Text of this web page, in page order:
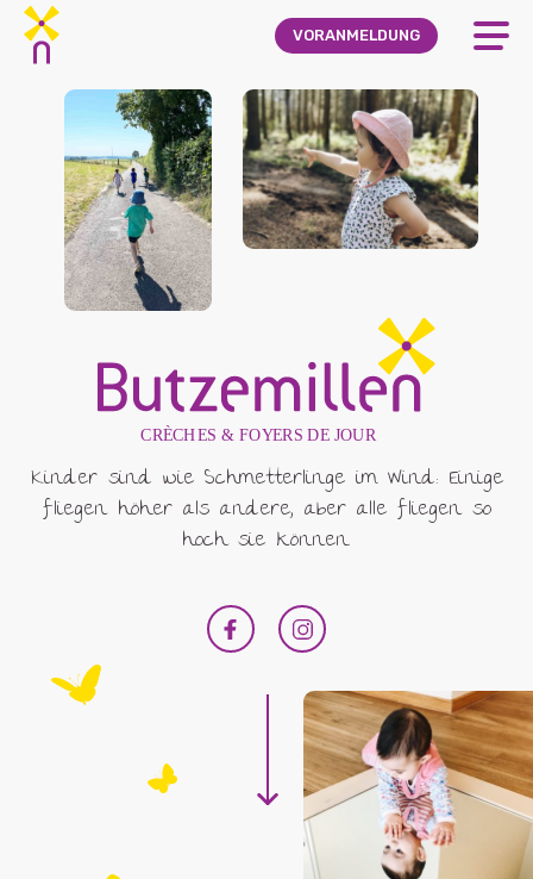
Skip to main content
VORANMELDUNG
Kinder sind wie Schmetterlinge im Wind: Einige
fliegen höher als andere, aber alle fliegen so
hoch sie können.